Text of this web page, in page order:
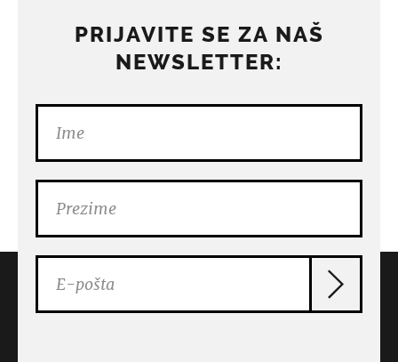
PRIJAVITE SE ZA NAŠ
NEWSLETTER: